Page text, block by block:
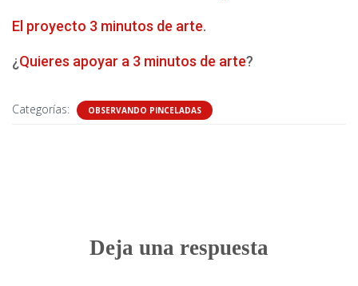
El proyecto 3 minutos de arte.
¿Quieres apoyar a 3 minutos de arte?
Categorías: OBSERVANDO PINCELADAS
Deja una respuesta